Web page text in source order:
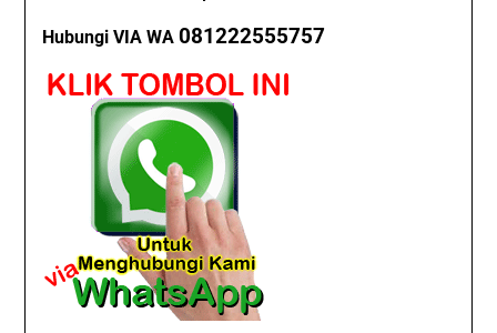
Hubungi VIA WA081222555757